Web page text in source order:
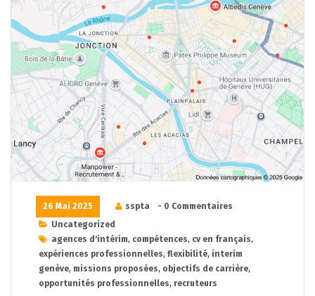
26 Mai 2025 sspta
- 0 Commentaires
Uncategorized
agences d'intérim, compétences, cv en français,
expériences professionnelles, flexibilité, interim
genève, missions proposées, objectifs de carrière,
opportunités professionnelles, recruteurs